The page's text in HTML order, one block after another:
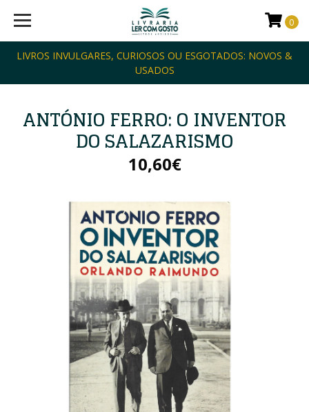
LIVROS INVULGARES, CURIOSOS OU ESGOTADOS: NOVOS &
USADOS
0
ANTÓNIO FERRO: O INVENTOR
DO SALAZARISMO
10,60€